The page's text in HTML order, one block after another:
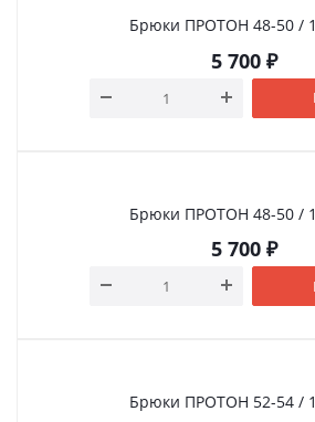
Брюки ПРОТОН 48-50 /
5 700₽
Брюки ПРОТОН 48-50 /
5 700₽
Брюки ПРОТОН 52-54 /